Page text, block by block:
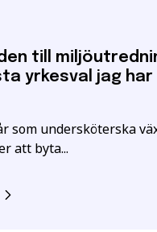
till
yrkesval jag har
som undersköterska
att byta...